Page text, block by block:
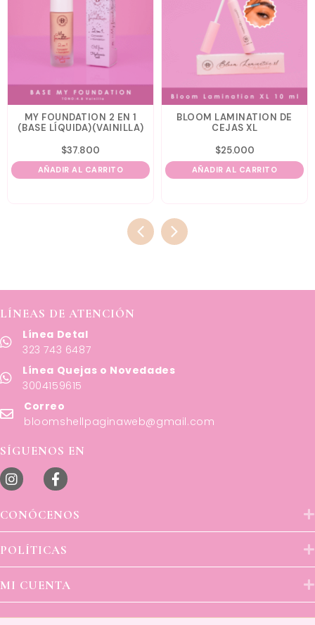
MY FOUNDATION 2 EN 1
(BASE LÍQUIDA)(VAINILLA)
$37.800
AÑADIR AL CARRITO
BLOOM LAMINATION DE
CEJAS XL
$25.000
AÑADIR AL CARRITO
LÍNEAS DE ATENCIÓN
Línea Detal
323 743 6487
Línea Quejas o Novedades
3004159615
Correo
bloomshellpaginaweb@gmail.com
SÍGUENOS EN
CONÓCENOS
POLÍTICAS
MI CUENTA